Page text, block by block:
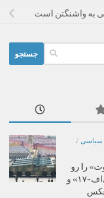
به واشنگتن است
سیاسی /
را رو
کرد/ وحشت در پنتاگون؛ استقرار انبوه «دی‌اف‑۱۷» و